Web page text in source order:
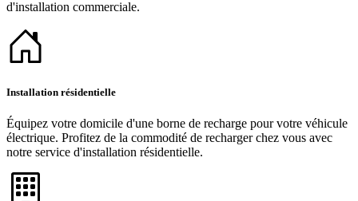
d'installation commerciale.
Installation résidentielle
Équipez votre domicile d'une borne de recharge pour votre véhicule
électrique. Profitez de la commodité de recharger chez vous avec
notre service d'installation résidentielle.